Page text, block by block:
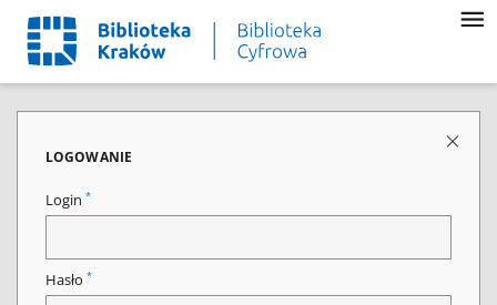
LOGOWANIE
Login *
Hasło *